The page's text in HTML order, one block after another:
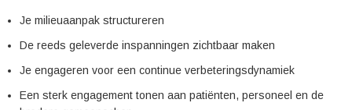
Je milieuaanpak structureren
De reeds geleverde inspanningen zichtbaar maken
Je engageren voor een continue verbeteringsdynamiek
Een sterk engagement tonen aan patiënten, personeel en de